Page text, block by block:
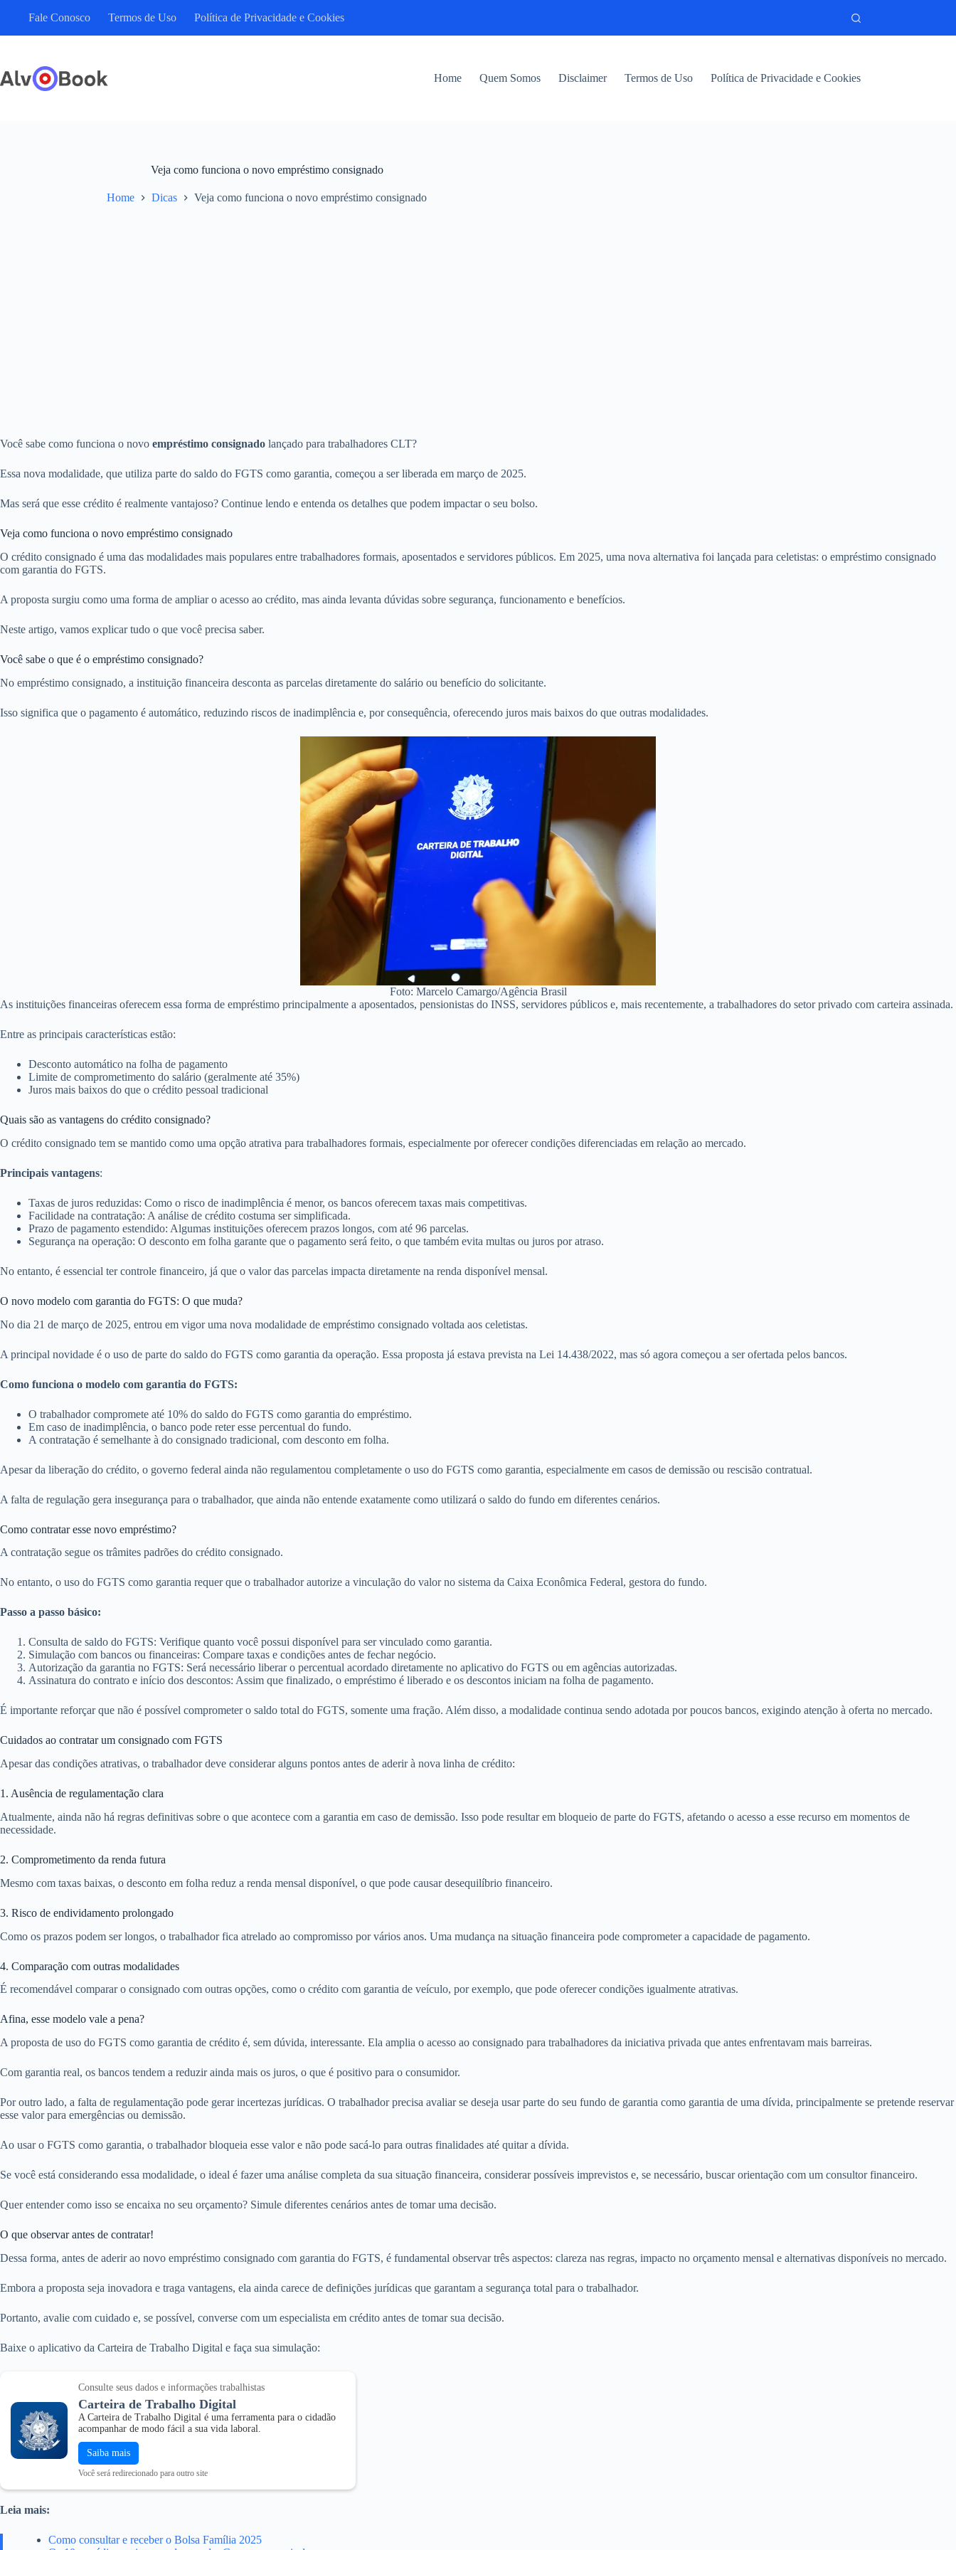
Fale Conosco Termos de Uso Política de Privacidade e Cookies
Home Quem Somos Disclaimer Termos de Uso Política de Privacidade e Cookies
Veja como funciona o novo empréstimo consignado
Home Dicas Veja como funciona o novo empréstimo consignado
Você sabe como funciona o novo empréstimo consignado lançado para trabalhadores CLT?
Essa nova modalidade, que utiliza parte do saldo do FGTS como garantia, começou a ser liberada em março de 2025.
Mas será que esse crédito é realmente vantajoso? Continue lendo e entenda os detalhes que podem impactar o seu bolso.
Veja como funciona o novo empréstimo consignado
O crédito consignado é uma das modalidades mais populares entre trabalhadores formais, aposentados e servidores públicos. Em 2025, uma nova alternativa foi lançada para celetistas: o empréstimo consignado
com garantia do FGTS.
A proposta surgiu como uma forma de ampliar o acesso ao crédito, mas ainda levanta dúvidas sobre segurança, funcionamento e benefícios.
Neste artigo, vamos explicar tudo o que você precisa saber.
Você sabe o que é o empréstimo consignado?
No empréstimo consignado, a instituição financeira desconta as parcelas diretamente do salário ou benefício do solicitante.
Isso significa que o pagamento é automático, reduzindo riscos de inadimplência e, por consequência, oferecendo juros mais baixos do que outras modalidades.
Foto: Marcelo Camargo/Agência Brasil
As instituições financeiras oferecem essa forma de empréstimo principalmente a aposentados, pensionistas do INSS, servidores públicos e, mais recentemente, a trabalhadores do setor privado com carteira assinada.
Entre as principais características estão:
Desconto automático na folha de pagamento
Limite de comprometimento do salário (geralmente até 35%)
Juros mais baixos do que o crédito pessoal tradicional
Quais são as vantagens do crédito consignado?
O crédito consignado tem se mantido como uma opção atrativa para trabalhadores formais, especialmente por oferecer condições diferenciadas em relação ao mercado.
Principais vantagens:
Taxas de juros reduzidas: Como o risco de inadimplência é menor, os bancos oferecem taxas mais competitivas.
Facilidade na contratação: A análise de crédito costuma ser simplificada.
Prazo de pagamento estendido: Algumas instituições oferecem prazos longos, com até 96 parcelas.
Segurança na operação: O desconto em folha garante que o pagamento será feito, o que também evita multas ou juros por atraso.
No entanto, é essencial ter controle financeiro, já que o valor das parcelas impacta diretamente na renda disponível mensal.
O novo modelo com garantia do FGTS: O que muda?
No dia 21 de março de 2025, entrou em vigor uma nova modalidade de empréstimo consignado voltada aos celetistas.
A principal novidade é o uso de parte do saldo do FGTS como garantia da operação. Essa proposta já estava prevista na Lei 14.438/2022, mas só agora começou a ser ofertada pelos bancos.
Como funciona o modelo com garantia do FGTS:
O trabalhador compromete até 10% do saldo do FGTS como garantia do empréstimo.
Em caso de inadimplência, o banco pode reter esse percentual do fundo.
A contratação é semelhante à do consignado tradicional, com desconto em folha.
Apesar da liberação do crédito, o governo federal ainda não regulamentou completamente o uso do FGTS como garantia, especialmente em casos de demissão ou rescisão contratual.
A falta de regulação gera insegurança para o trabalhador, que ainda não entende exatamente como utilizará o saldo do fundo em diferentes cenários.
Como contratar esse novo empréstimo?
A contratação segue os trâmites padrões do crédito consignado.
No entanto, o uso do FGTS como garantia requer que o trabalhador autorize a vinculação do valor no sistema da Caixa Econômica Federal, gestora do fundo.
Passo a passo básico:
Consulta de saldo do FGTS: Verifique quanto você possui disponível para ser vinculado como garantia.
Simulação com bancos ou financeiras: Compare taxas e condições antes de fechar negócio.
Autorização da garantia no FGTS: Será necessário liberar o percentual acordado diretamente no aplicativo do FGTS ou em agências autorizadas.
Assinatura do contrato e início dos descontos: Assim que finalizado, o empréstimo é liberado e os descontos iniciam na folha de pagamento.
É importante reforçar que não é possível comprometer o saldo total do FGTS, somente uma fração. Além disso, a modalidade continua sendo adotada por poucos bancos, exigindo atenção à oferta no mercado.
Cuidados ao contratar um consignado com FGTS
Apesar das condições atrativas, o trabalhador deve considerar alguns pontos antes de aderir à nova linha de crédito:
1. Ausência de regulamentação clara
Atualmente, ainda não há regras definitivas sobre o que acontece com a garantia em caso de demissão. Isso pode resultar em bloqueio de parte do FGTS, afetando o acesso a esse recurso em momentos de
necessidade.
2. Comprometimento da renda futura
Mesmo com taxas baixas, o desconto em folha reduz a renda mensal disponível, o que pode causar desequilíbrio financeiro.
3. Risco de endividamento prolongado
Como os prazos podem ser longos, o trabalhador fica atrelado ao compromisso por vários anos. Uma mudança na situação financeira pode comprometer a capacidade de pagamento.
4. Comparação com outras modalidades
É recomendável comparar o consignado com outras opções, como o crédito com garantia de veículo, por exemplo, que pode oferecer condições igualmente atrativas.
Afina, esse modelo vale a pena?
A proposta de uso do FGTS como garantia de crédito é, sem dúvida, interessante. Ela amplia o acesso ao consignado para trabalhadores da iniciativa privada que antes enfrentavam mais barreiras.
Com garantia real, os bancos tendem a reduzir ainda mais os juros, o que é positivo para o consumidor.
Por outro lado, a falta de regulamentação pode gerar incertezas jurídicas. O trabalhador precisa avaliar se deseja usar parte do seu fundo de garantia como garantia de uma dívida, principalmente se pretende reservar
esse valor para emergências ou demissão.
Ao usar o FGTS como garantia, o trabalhador bloqueia esse valor e não pode sacá-lo para outras finalidades até quitar a dívida.
Se você está considerando essa modalidade, o ideal é fazer uma análise completa da sua situação financeira, considerar possíveis imprevistos e, se necessário, buscar orientação com um consultor financeiro.
Quer entender como isso se encaixa no seu orçamento? Simule diferentes cenários antes de tomar uma decisão.
O que observar antes de contratar!
Dessa forma, antes de aderir ao novo empréstimo consignado com garantia do FGTS, é fundamental observar três aspectos: clareza nas regras, impacto no orçamento mensal e alternativas disponíveis no mercado.
Embora a proposta seja inovadora e traga vantagens, ela ainda carece de definições jurídicas que garantam a segurança total para o trabalhador.
Portanto, avalie com cuidado e, se possível, converse com um especialista em crédito antes de tomar sua decisão.
Baixe o aplicativo da Carteira de Trabalho Digital e faça sua simulação:
Consulte seus dados e informações trabalhistas
Carteira de Trabalho Digital
A Carteira de Trabalho Digital é uma ferramenta para o cidadão
acompanhar de modo fácil a sua vida laboral.
Saiba mais
Você será redirecionado para outro site
Leia mais:
Como consultar e receber o Bolsa Família 2025